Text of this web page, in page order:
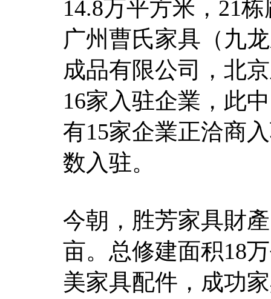
14.8万平方米，21
广州曹氏家具（九
成品有限公司，北
16家入驻企業，此
有15家企業正洽商
数入驻。
今朝，胜芳家具財
亩。总修建面积18
美家具配件，成功